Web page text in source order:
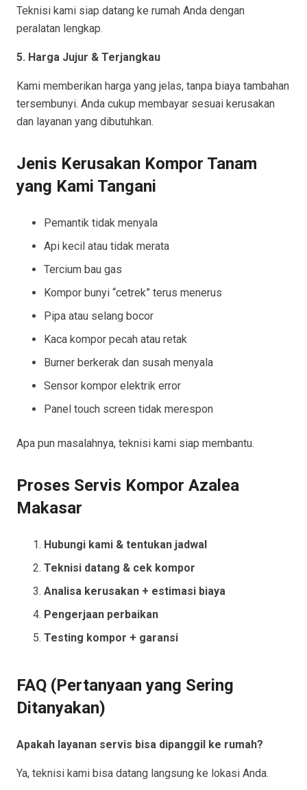
Teknisi kami siap datang ke rumah Anda dengan
peralatan lengkap.
5. Harga Jujur & Terjangkau
Kami memberikan harga yang jelas, tanpa biaya tambahan
tersembunyi. Anda cukup membayar sesuai kerusakan
dan layanan yang dibutuhkan.
Jenis Kerusakan Kompor Tanam
yang Kami Tangani
Pemantik tidak menyala
Api kecil atau tidak merata
Tercium bau gas
Kompor bunyi “cetrek” terus menerus
Pipa atau selang bocor
Kaca kompor pecah atau retak
Burner berkerak dan susah menyala
Sensor kompor elektrik error
Panel touch screen tidak merespon
Apa pun masalahnya, teknisi kami siap membantu.
Proses Servis Kompor Azalea
Makasar
Hubungi kami & tentukan jadwal
Teknisi datang & cek kompor
Analisa kerusakan + estimasi biaya
Pengerjaan perbaikan
Testing kompor + garansi
FAQ (Pertanyaan yang Sering
Ditanyakan)
Apakah layanan servis bisa dipanggil ke rumah?
Ya, teknisi kami bisa datang langsung ke lokasi Anda.